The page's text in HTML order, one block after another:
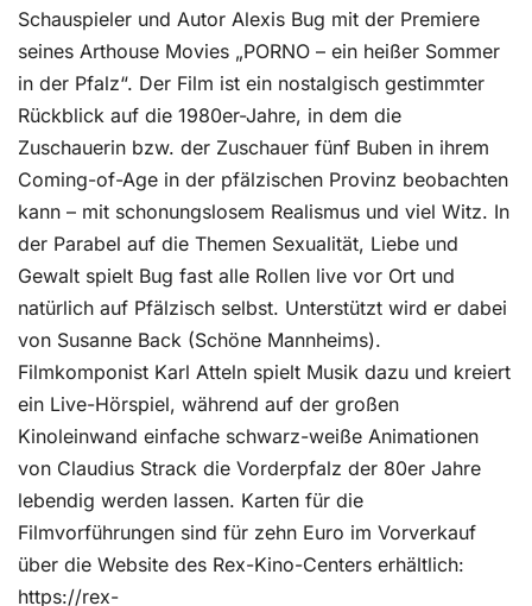
Schauspieler und Autor Alexis Bug mit der Premiere
seines Arthouse Movies „PORNO – ein heißer Sommer
in der Pfalz“. Der Film ist ein nostalgisch gestimmter
Rückblick auf die 1980er-Jahre, in dem die
Zuschauerin bzw. der Zuschauer fünf Buben in ihrem
Coming-of-Age in der pfälzischen Provinz beobachten
kann – mit schonungslosem Realismus und viel Witz. In
der Parabel auf die Themen Sexualität, Liebe und
Gewalt spielt Bug fast alle Rollen live vor Ort und
natürlich auf Pfälzisch selbst. Unterstützt wird er dabei
von Susanne Back (Schöne Mannheims).
Filmkomponist Karl Atteln spielt Musik dazu und kreiert
ein Live-Hörspiel, während auf der großen
Kinoleinwand einfache schwarz-weiße Animationen
von Claudius Strack die Vorderpfalz der 80er Jahre
lebendig werden lassen. Karten für die
Filmvorführungen sind für zehn Euro im Vorverkauf
über die Website des Rex-Kino-Centers erhältlich:
https://rex-